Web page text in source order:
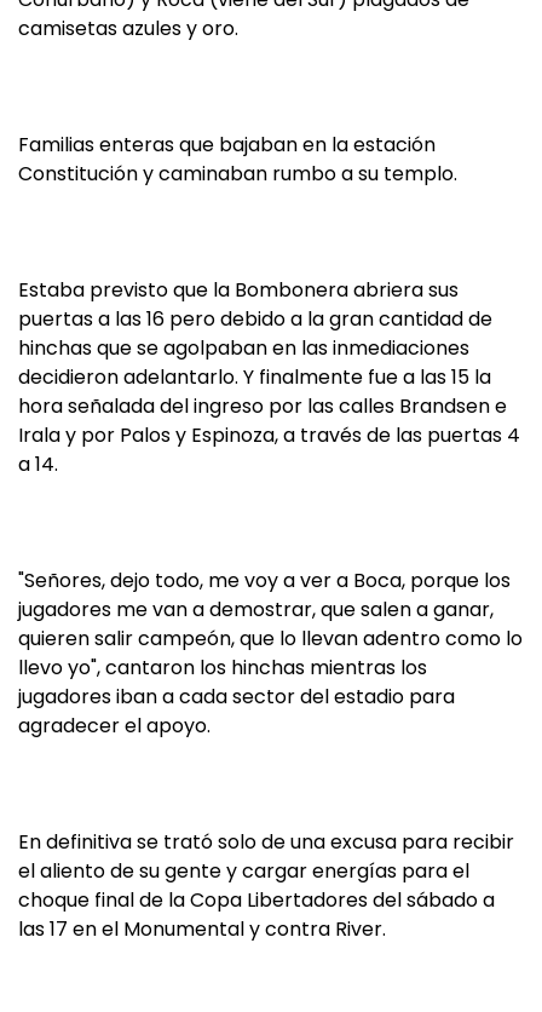
camisetas azules y oro.
Familias enteras que bajaban en la estación
Constitución y caminaban rumbo a su templo.
Estaba previsto que la Bombonera abriera sus
puertas a las 16 pero debido a la gran cantidad de
hinchas que se agolpaban en las inmediaciones
decidieron adelantarlo. Y finalmente fue a las 15 la
hora señalada del ingreso por las calles Brandsen e
Irala y por Palos y Espinoza, a través de las puertas 4
a 14.
"Señores, dejo todo, me voy a ver a Boca, porque los
jugadores me van a demostrar, que salen a ganar,
quieren salir campeón, que lo llevan adentro como lo
llevo yo", cantaron los hinchas mientras los
jugadores iban a cada sector del estadio para
agradecer el apoyo.
En definitiva se trató solo de una excusa para recibir
el aliento de su gente y cargar energías para el
choque final de la Copa Libertadores del sábado a
las 17 en el Monumental y contra River.